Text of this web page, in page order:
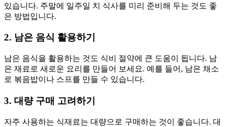
있습니다. 주말에 일주일 치 식사를 미리 준비해 두는 것도 좋
은 방법입니다.
2. 남은 음식 활용하기
남은 음식을 활용하는 것도 식비 절약에 큰 도움이 됩니다. 남
은 재료로 새로운 요리를 만들어 보세요. 예를 들어, 남은 채소
로 볶음밥이나 스프를 만들 수 있습니다.
3. 대량 구매 고려하기
자주 사용하는 식재료는 대량으로 구매하는 것이 좋습니다. 대